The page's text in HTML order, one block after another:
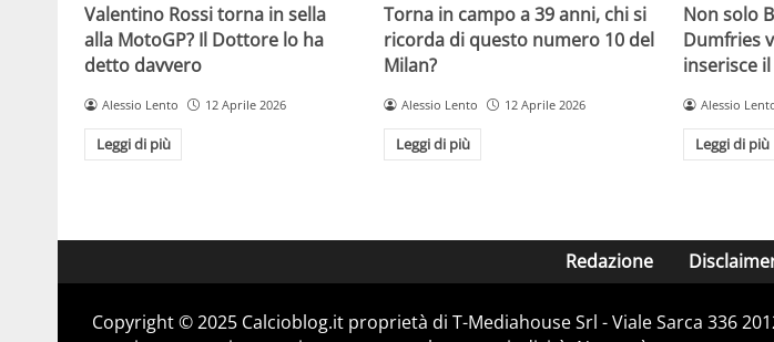
Valentino Rossi torna in sella
alla MotoGP? Il Dottore lo ha
detto davvero
Alessio Lento 12 Aprile 2026
Leggi di più
Torna in campo a 39 anni, chi si
ricorda di questo numero 10 del
Milan?
Alessio Lento 12 Aprile 2026
Leggi di più
Non solo
Dumfries
inserisce
Alessio
Leggi di più
Redazione
Copyright © 2025 Calcioblog.it proprietà di T-Mediahouse Srl - Viale Sarca 336